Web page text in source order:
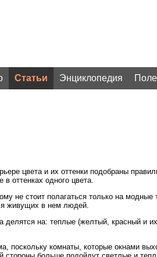
Статьи Энциклопедия
цвета и их оттенки подобраны
оттенках одного цвета.
не стоит полагаться только на
живущих в нем людей.
делятся на: теплые (желтый, красный и
поскольку комнаты, которые окнами